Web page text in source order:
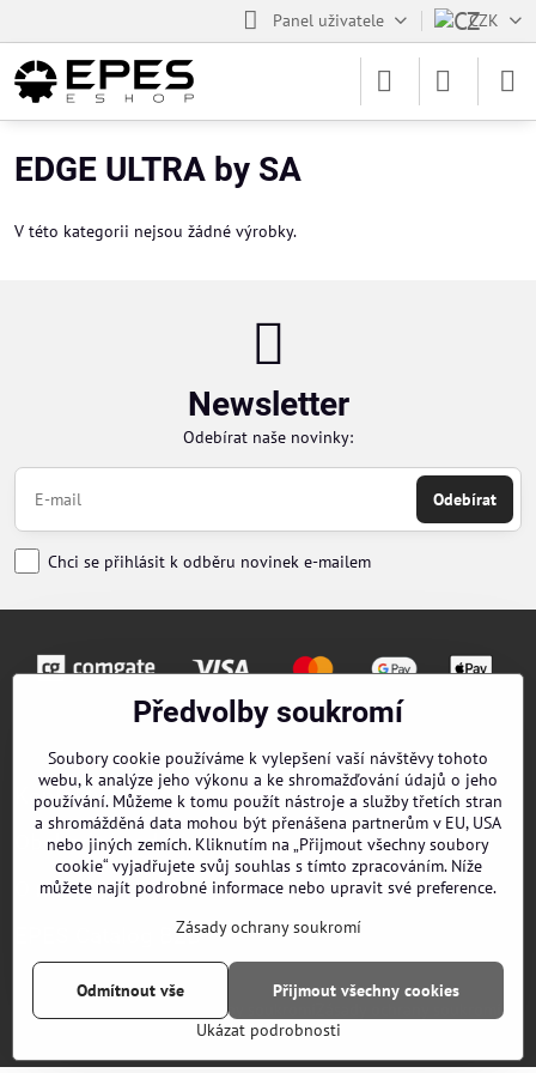
Panel uživatele CZK
EDGE ULTRA by SA
V této kategorii nejsou žádné výrobky.
Newsletter
Odebírat naše novinky:
Odebírat
Chci se přihlásit k odběru novinek e-mailem
Kontakty
Obchodní podmínky
O nás
EPES Catalog B2B
© Předvolby soukromí
Vytvořeno systémem:ByznysWeb.cz
Předvolby soukromí
Soubory cookie používáme k vylepšení vaší návštěvy tohoto
webu, k analýze jeho výkonu a ke shromažďování údajů o jeho
používání. Můžeme k tomu použít nástroje a služby třetích stran
a shromážděná data mohou být přenášena partnerům v EU, USA
nebo jiných zemích. Kliknutím na „Přijmout všechny soubory
cookie“ vyjadřujete svůj souhlas s tímto zpracováním. Níže
můžete najít podrobné informace nebo upravit své preference.
Zásady ochrany soukromí
Ukázat podrobnosti
Přijmout všechny cookies
Odmítnout vše